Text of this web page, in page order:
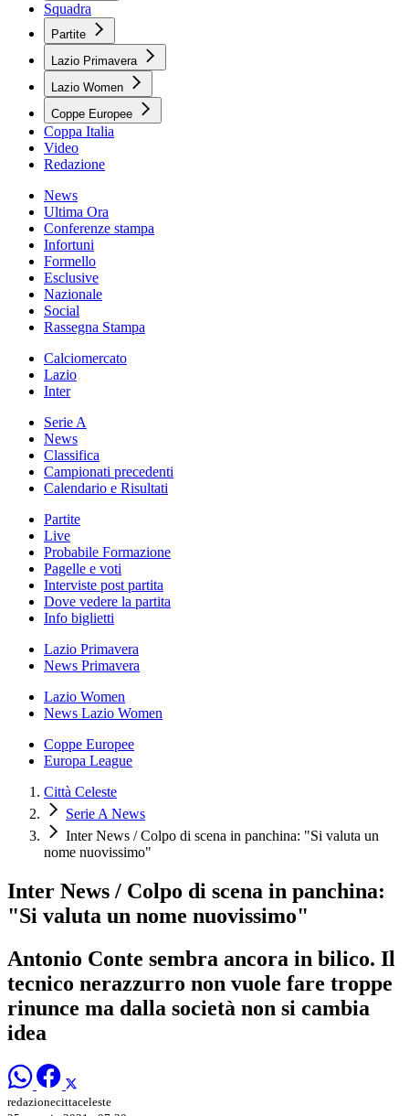
Squadra
Partite
Lazio Primavera
Lazio Women
Coppe Europee
Coppa Italia
Video
Redazione
News
Ultima Ora
Conferenze stampa
Infortuni
Formello
Esclusive
Nazionale
Social
Rassegna Stampa
Calciomercato
Lazio
Inter
Serie A
News
Classifica
Campionati precedenti
Calendario e Risultati
Partite
Live
Probabile Formazione
Pagelle e voti
Interviste post partita
Dove vedere la partita
Info biglietti
Lazio Primavera
News Primavera
Lazio Women
News Lazio Women
Coppe Europee
Europa League
Città Celeste
Serie A News
Inter News / Colpo di scena in panchina: "Si valuta un
nome nuovissimo"
Inter News / Colpo di scena in panchina:
"Si valuta un nome nuovissimo"
Antonio Conte sembra ancora in bilico. Il
tecnico nerazzurro non vuole fare troppe
rinunce ma dalla società non si cambia
idea
redazionecittaceleste